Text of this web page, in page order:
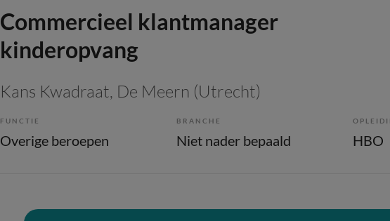
Commercieel klantmanager
kinderopvang
Kans Kwadraat, De Meern (Utrecht)
FUNCTIE
Overige beroepen
BRANCHE
Niet nader bepaald HBO